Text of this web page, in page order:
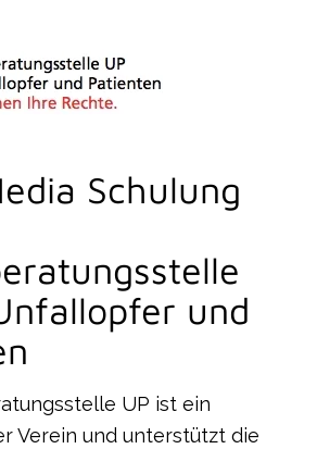
Schulung
und
UP ist ein
Verein und unterstützt die